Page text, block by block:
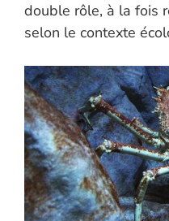
double rôle, à la fois
selon le contexte